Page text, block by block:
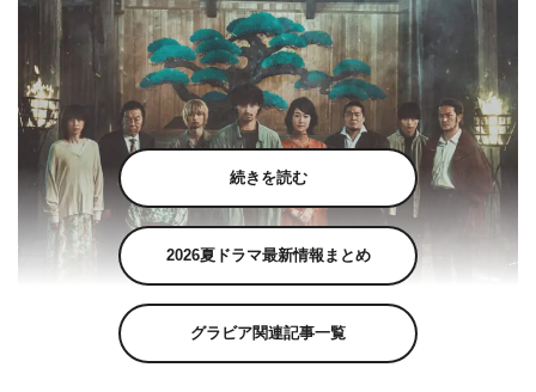
続きを読む
2026夏ドラマ最新情報まとめ
グラビア関連記事一覧